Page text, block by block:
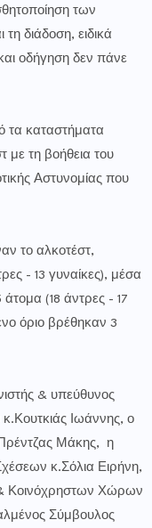
των
διάδοση, ειδικά
οδήγηση δεν πάνε
τα καταστήματα
με τη βοήθεια του
Αστυνομίας που
το αλκοτέστ,
- 13 γυναίκες), μέσα
άτομα (18 άντρες - 17
όριο βρέθηκαν 3
& υπεύθυνος
Ιωάννης, ο
Μάκης, η
κ.Σόλια Ειρήνη,
& Κοινόχρηστων Χώρων
Σύμβουλος